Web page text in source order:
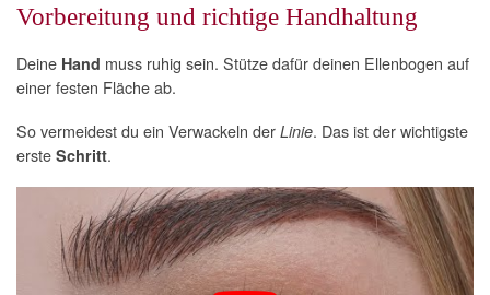
Vorbereitung und richtige Handhaltung
Deine Hand muss ruhig sein. Stütze dafür deinen Ellenbogen auf
einer festen Fläche ab.
So vermeidest du ein Verwackeln der Linie. Das ist der wichtigste
erste Schritt.